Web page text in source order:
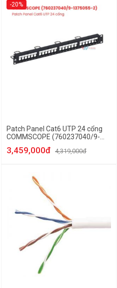
-20%
Patch Panel Cat6 UTP 24 cổng
COMMSCOPE (760237040/9-
3,459,000đ 4,319,000đ